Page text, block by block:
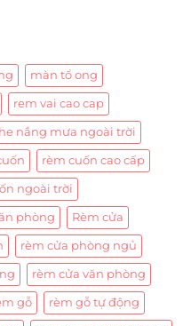
màn tổ ong
rem vai cao cap
nắng mưa ngoài trời
rèm cuốn cao cấp
ngoài trời
phòng Rèm cửa
rèm cửa phòng ngủ
rèm cửa văn phòng
gỗ rèm gỗ tự động